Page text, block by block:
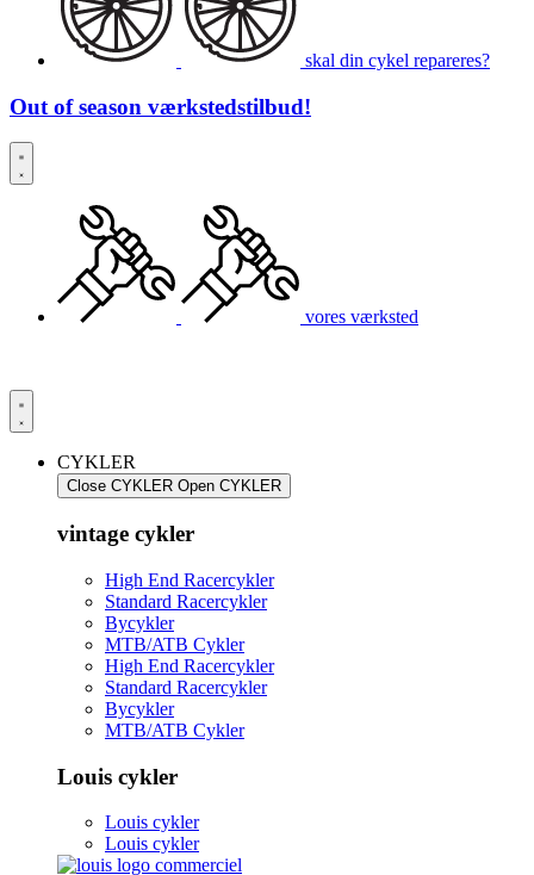
skal din cykel repareres?
Out of season værkstedstilbud!
vores værksted
CYKLER
Close CYKLER Open CYKLER
vintage cykler
High End Racercykler
Standard Racercykler
Bycykler
MTB/ATB Cykler
High End Racercykler
Standard Racercykler
Bycykler
MTB/ATB Cykler
Louis cykler
Louis cykler
Louis cykler